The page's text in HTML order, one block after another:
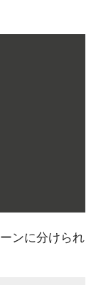
ンに分けられ